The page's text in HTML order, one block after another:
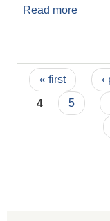
Read more
Pages
« first ‹
4
5